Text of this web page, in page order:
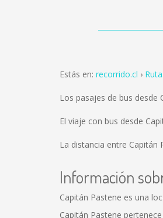
Estás en: recorrido.cl
Los pasajes de bus desde
El viaje con bus desde
La distancia entre Capitán
Información
Capitán Pastene es una
Capitán Pastene